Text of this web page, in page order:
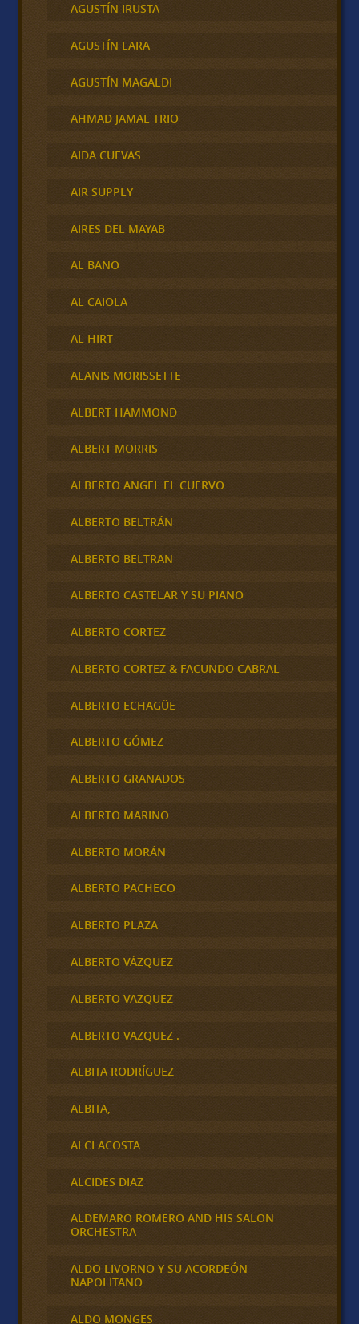
AGUSTÍN IRUSTA
AGUSTÍN LARA
AGUSTÍN MAGALDI
AHMAD JAMAL TRIO
AIDA CUEVAS
AIR SUPPLY
AIRES DEL MAYAB
AL BANO
AL CAIOLA
AL HIRT
ALANIS MORISSETTE
ALBERT HAMMOND
ALBERT MORRIS
ALBERTO ANGEL EL CUERVO
ALBERTO BELTRÁN
ALBERTO BELTRAN
ALBERTO CASTELAR Y SU PIANO
ALBERTO CORTEZ
ALBERTO CORTEZ & FACUNDO CABRAL
ALBERTO ECHAGÜE
ALBERTO GÓMEZ
ALBERTO GRANADOS
ALBERTO MARINO
ALBERTO MORÁN
ALBERTO PACHECO
ALBERTO PLAZA
ALBERTO VÁZQUEZ
ALBERTO VAZQUEZ
ALBERTO VAZQUEZ .
ALBITA RODRÍGUEZ
ALBITA,
ALCI ACOSTA
ALCIDES DIAZ
ALDEMARO ROMERO AND HIS SALON
ORCHESTRA
ALDO LIVORNO Y SU ACORDEÓN
NAPOLITANO
ALDO MONGES